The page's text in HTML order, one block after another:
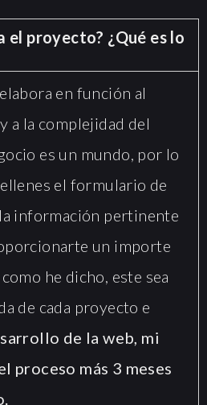
Diseño web
WordPress
el proyecto? ¿Qué es lo
en función al
a la complejidad del
es un mundo, por lo
el formulario de
información pertinente
un importe
he dicho, este sea
de cada proyecto e
de la web, mi
proceso más 3 meses